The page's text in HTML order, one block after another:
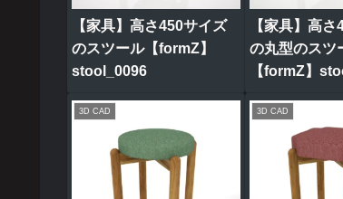
【家具】高さ450サイズ
のスツール【formZ】
stool_0096
【家具】高
の丸型のスツ
【formZ】
3D CAD 3D CAD